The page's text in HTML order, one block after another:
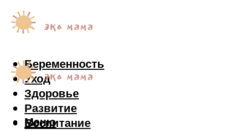
Беременность
Уход
Здоровье
Развитие
Воспитание
Меню